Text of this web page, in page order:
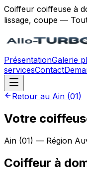
Coiffeur coiffeuse à
lissage, coupe —
PrésentationGalerie
servicesContact
Retour au Ain (01)
Votre
Ain (01) — Région
Coiffeur à